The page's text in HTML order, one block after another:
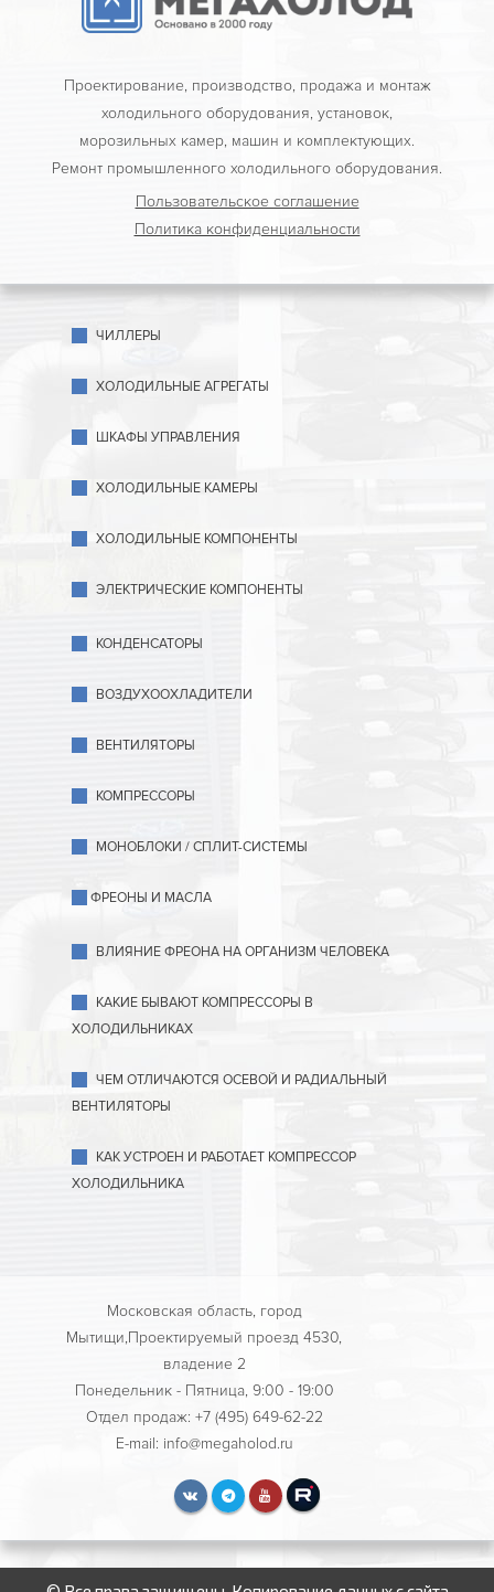
Проектирование, производство, продажа и монтаж
холодильного оборудования, установок,
морозильных камер, машин и комплектующих.
Ремонт промышленного холодильного оборудования.
Пользовательское соглашение
Политика конфиденциальности
ЧИЛЛЕРЫ
ХОЛОДИЛЬНЫЕ АГРЕГАТЫ
ШКАФЫ УПРАВЛЕНИЯ
ХОЛОДИЛЬНЫЕ КАМЕРЫ
ХОЛОДИЛЬНЫЕ КОМПОНЕНТЫ
ЭЛЕКТРИЧЕСКИЕ КОМПОНЕНТЫ
КОНДЕНСАТОРЫ
ВОЗДУХООХЛАДИТЕЛИ
ВЕНТИЛЯТОРЫ
КОМПРЕССОРЫ
МОНОБЛОКИ / СПЛИТ-СИСТЕМЫ
ФРЕОНЫ И МАСЛА
ВЛИЯНИЕ ФРЕОНА НА ОРГАНИЗМ ЧЕЛОВЕКА
КАКИЕ БЫВАЮТ КОМПРЕССОРЫ В
ХОЛОДИЛЬНИКАХ
ЧЕМ ОТЛИЧАЮТСЯ ОСЕВОЙ И РАДИАЛЬНЫЙ
ВЕНТИЛЯТОРЫ
КАК УСТРОЕН И РАБОТАЕТ КОМПРЕССОР
ХОЛОДИЛЬНИКА
Московская область, город
Мытищи,Проектируемый проезд 4530,
владение 2
Понедельник - Пятница, 9:00 - 19:00
Отдел продаж: +7 (495) 649-62-22
E-mail: info@megaholod.ru